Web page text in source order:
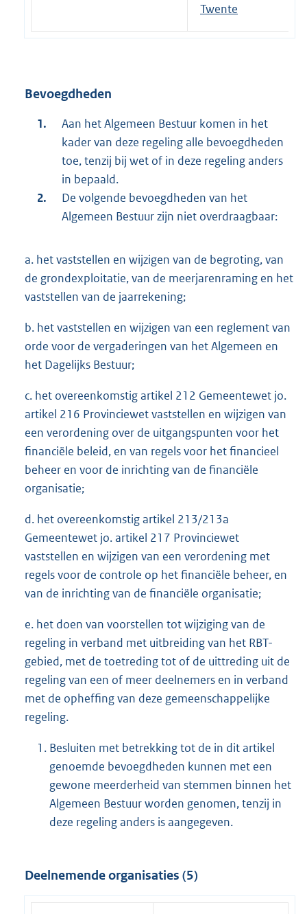
Twente
Bevoegdheden
Aan het Algemeen Bestuur komen in het
kader van deze regeling alle bevoegdheden
toe, tenzij bij wet of in deze regeling anders
in bepaald.
De volgende bevoegdheden van het
Algemeen Bestuur zijn niet overdraagbaar:
a. het vaststellen en wijzigen van de begroting, van
de grondexploitatie, van de meerjarenraming en het
vaststellen van de jaarrekening;
b. het vaststellen en wijzigen van een reglement van
orde voor de vergaderingen van het Algemeen en
het Dagelijks Bestuur;
c. het overeenkomstig artikel 212 Gemeentewet jo.
artikel 216 Provinciewet vaststellen en wijzigen van
een verordening over de uitgangspunten voor het
financiële beleid, en van regels voor het financieel
beheer en voor de inrichting van de financiële
organisatie;
d. het overeenkomstig artikel 213/213a
Gemeentewet jo. artikel 217 Provinciewet
vaststellen en wijzigen van een verordening met
regels voor de controle op het financiële beheer, en
van de inrichting van de financiële organisatie;
e. het doen van voorstellen tot wijziging van de
regeling in verband met uitbreiding van het RBT-
gebied, met de toetreding tot of de uittreding uit de
regeling van een of meer deelnemers en in verband
met de opheffing van deze gemeenschappelijke
regeling.
Besluiten met betrekking tot de in dit artikel
genoemde bevoegdheden kunnen met een
gewone meerderheid van stemmen binnen het
Algemeen Bestuur worden genomen, tenzij in
deze regeling anders is aangegeven.
Deelnemende organisaties (5)